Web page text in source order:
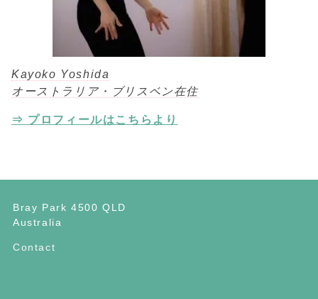
Kayoko Yoshida
オーストラリア・ブリスベン在住
⇒ プロフィールはこちらより
Bray Park 4500 QLD
Australia
Contact